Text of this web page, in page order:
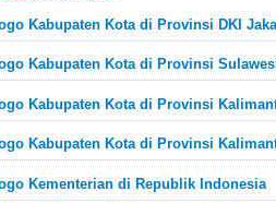
Kabupaten Kota di Provinsi DKI
Kabupaten Kota di Provinsi
Kabupaten Kota di Provinsi
Kabupaten Kota di Provinsi
Kementerian di Republik Indonesia